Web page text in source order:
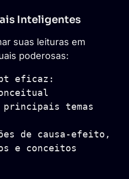
Inteligentes
suas leituras em
poderosas:
eficaz:
temas
de causa-efeito,
e conceitos